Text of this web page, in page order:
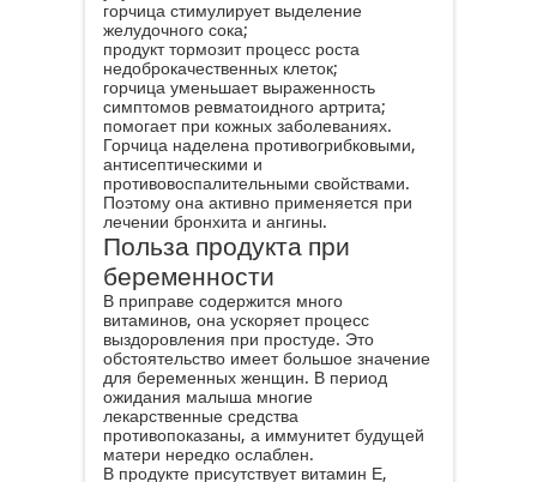
горчица стимулирует выделение
желудочного сока;
продукт тормозит процесс роста
недоброкачественных клеток;
горчица уменьшает выраженность
симптомов ревматоидного артрита;
помогает при кожных заболеваниях.
Горчица наделена противогрибковыми,
антисептическими и
противовоспалительными свойствами.
Поэтому она активно применяется при
лечении бронхита и ангины.
Польза продукта при
беременности
В приправе содержится много
витаминов, она ускоряет процесс
выздоровления при простуде. Это
обстоятельство имеет большое значение
для беременных женщин. В период
ожидания малыша многие
лекарственные средства
противопоказаны, а иммунитет будущей
матери нередко ослаблен.
В продукте присутствует витамин Е,